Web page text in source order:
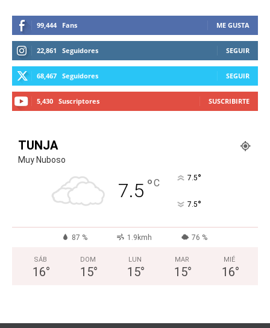
99,444 Fans ME GUSTA
22,861 Seguidores SEGUIR
68,467 Seguidores SEGUIR
5,430 Suscriptores SUSCRIBIRTE
TUNJA
Muy Nuboso
7.5 °C 7.5°
7.5°
87 % 1.9kmh 76 %
SÁB
16°
DOM
15°
LUN
15°
MAR
15°
MIÉ
16°